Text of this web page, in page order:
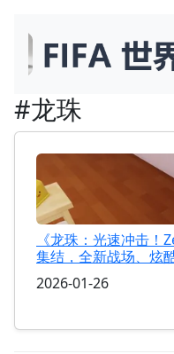
#龙珠
《龙珠：光速冲击！
集结，全新战场、炫
2026-01-26